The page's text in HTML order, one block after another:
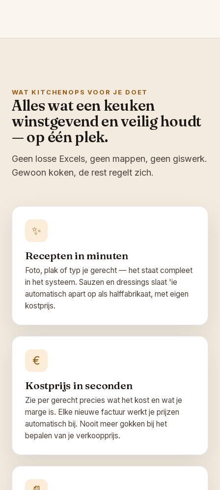
WAT KITCHENOPS VOOR JE DOET
Alles wat een keuken
winstgevend en veilig houdt
— op één plek.
Geen losse Excels, geen mappen, geen giswerk.
Gewoon koken, de rest regelt zich.
✨
Recepten in minuten
Foto, plak of typ je gerecht — het staat compleet
in het systeem. Sauzen en dressings slaat 'ie
automatisch apart op als halffabrikaat, met eigen
kostprijs.
€
Kostprijs in seconden
Zie per gerecht precies wat het kost en wat je
marge is. Elke nieuwe factuur werkt je prijzen
automatisch bij. Nooit meer gokken bij het
bepalen van je verkoopprijs.